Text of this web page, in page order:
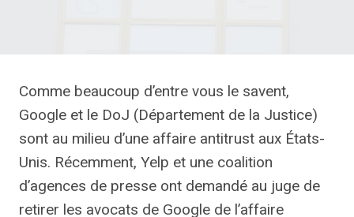
Comme beaucoup d’entre vous le savent,
Google et le DoJ (Département de la Justice)
sont au milieu d’une affaire antitrust aux États-
Unis. Récemment, Yelp et une coalition
d’agences de presse ont demandé au juge de
retirer les avocats de Google de l’affaire